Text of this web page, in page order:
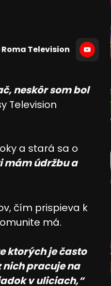
Television
neskôr som bol
Television
a stará sa o
mám údržbu a
čím prispieva k
má.
ktorých je často
pracuje na
v uliciach,“